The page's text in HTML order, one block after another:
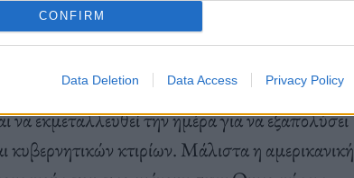
CONFIRM
Data Deletion Data Access Privacy Policy
Μην αγνοείτε τις σειρήνες
σε ανακοίνωσή του νωρίς σήμερα το πρωί.
εκμεταλλευθεί την ημέρα για να εξαπολύσει
κυβερνητικών κτιρίων. Μάλιστα η αμερικανική